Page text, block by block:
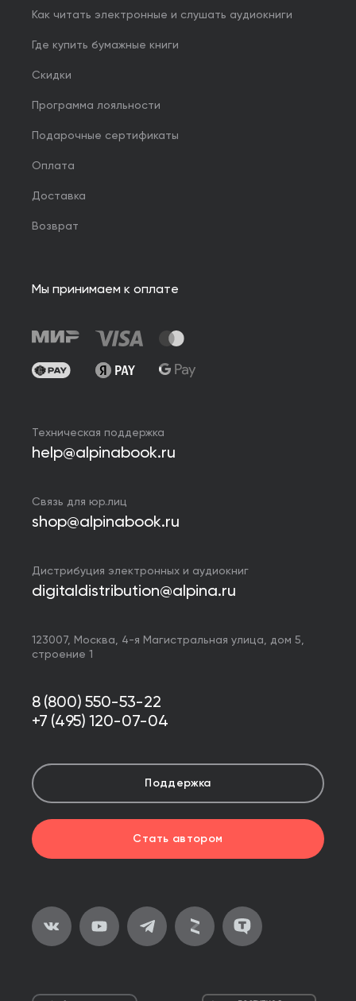
Как читать электронные и слушать аудиокниги
Где купить бумажные книги
Скидки
Программа лояльности
Подарочные сертификаты
Оплата
Доставка
Возврат
Мы принимаем к оплате
Техническая поддержка
help@alpinabook.ru
Связь для юр.лиц
shop@alpinabook.ru
Дистрибуция электронных и аудиокниг
digitaldistribution@alpina.ru
123007, Москва, 4-я Магистральная улица, дом 5,
строение 1
8 (800) 550-53-22
+7 (495) 120-07-04
Поддержка
Стать автором